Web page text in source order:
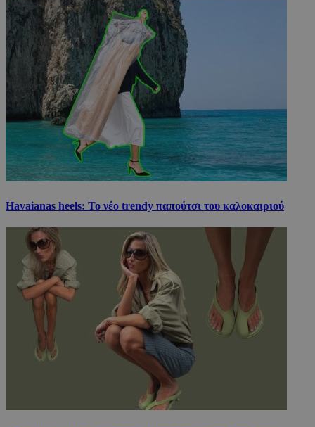
Havaianas heels: Το νέο trendy παπούτσι του καλοκαιριού